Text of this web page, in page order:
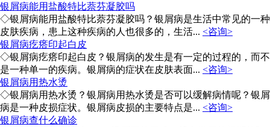
银屑病能用盐酸特比萘芬凝胶吗
◇银屑病能用盐酸特比萘芬凝胶吗？银屑病是生活中常见的一种
皮肤疾病，患上这种疾病的人也很多的，生活... <咨询>
银屑病疙瘩印起白皮
◇银屑病疙瘩印起白皮？银屑病的发生是有一定的过程的，而不
是一种单一的疾病。银屑病的症状在皮肤表面... <咨询>
银屑病用热水烫
◇银屑病用热水烫？银屑病用热水烫是否可以缓解病情呢？银屑
病是一种皮损症状。银屑病皮损的主要特点是... <咨询>
银屑病查什么确诊